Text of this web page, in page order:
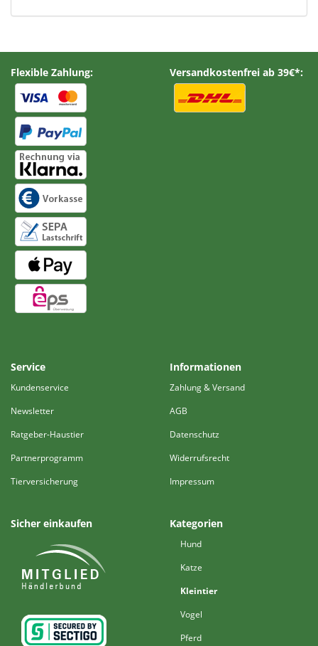
Flexible Zahlung: Versandkostenfrei ab 39€*:
Service
Kundenservice
Newsletter
Ratgeber-Haustier
Partnerprogramm
Tierversicherung
Informationen
Zahlung & Versand
AGB
Datenschutz
Widerrufsrecht
Impressum
Sicher einkaufen Kategorien
Hund
Katze
Kleintier
Vogel
Pferd